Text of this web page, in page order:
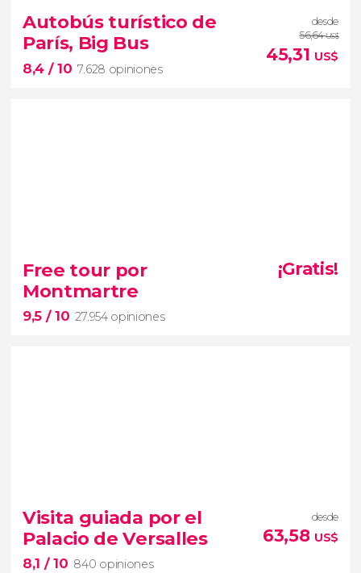
53.022 opiniones
free tour por París
Sainte-Chapelle
Pont Neuf
Louvre
Notre-Dame
Autobús turístico de
París, Big Bus
8,4 / 10 7.628 opiniones
desde
56,64US$
45,31 US$
7.628 opiniones
autobús turístico de París
Podréis subir y bajar en cualquiera de sus paradas
Free tour por
Montmartre
9,5 / 10 27.954 opiniones
¡Gratis!
uno de los barrios más artísticos de
París
free tour por Montmartre
cabarets más importantes
Visita guiada por el
Palacio de Versalles
8,1 / 10 840 opiniones
desde
63,58 US$